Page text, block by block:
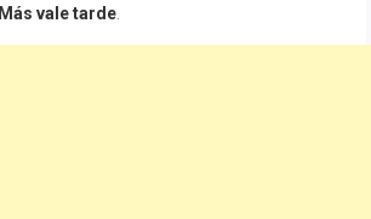
Más vale tarde.